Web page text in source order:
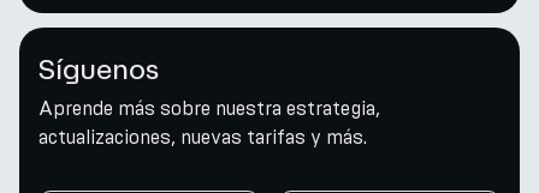
Síguenos
Aprende más sobre nuestra estrategia,
actualizaciones, nuevas tarifas y más.